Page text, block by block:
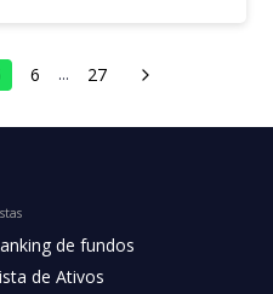
6 … 27
de fundos
de Ativos